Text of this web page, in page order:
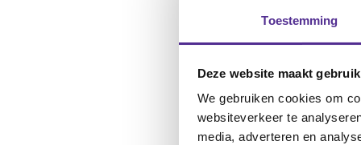
Toestemming
Deze website maakt
We gebruiken cookies om
websiteverkeer te
media, adverteren en
Marieke. Ook is
het bed daarom
goed in met de